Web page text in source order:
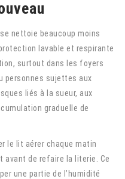
nettoie beaucoup moins
lavable et respirante
surtout dans les foyers
personnes sujettes aux
liés à la sueur, aux
graduelle de
le lit aérer chaque matin
avant de refaire la literie. Ce
une partie de l’humidité